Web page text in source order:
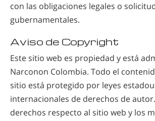
con las obligaciones legales o
gubernamentales.
Aviso de Copyright
Este sitio web es propiedad y está
Narconon Colombia. Todo el
sitio está protegido por leyes
internacionales de derechos de
derechos respecto al sitio web y los